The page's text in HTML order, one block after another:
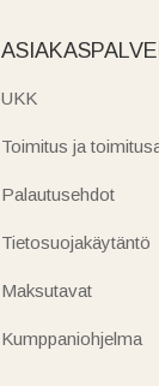
UKK
Toimitus ja
Palautusehdot
Tietosuojakäytäntö
Maksutavat
Kumppaniohjelma